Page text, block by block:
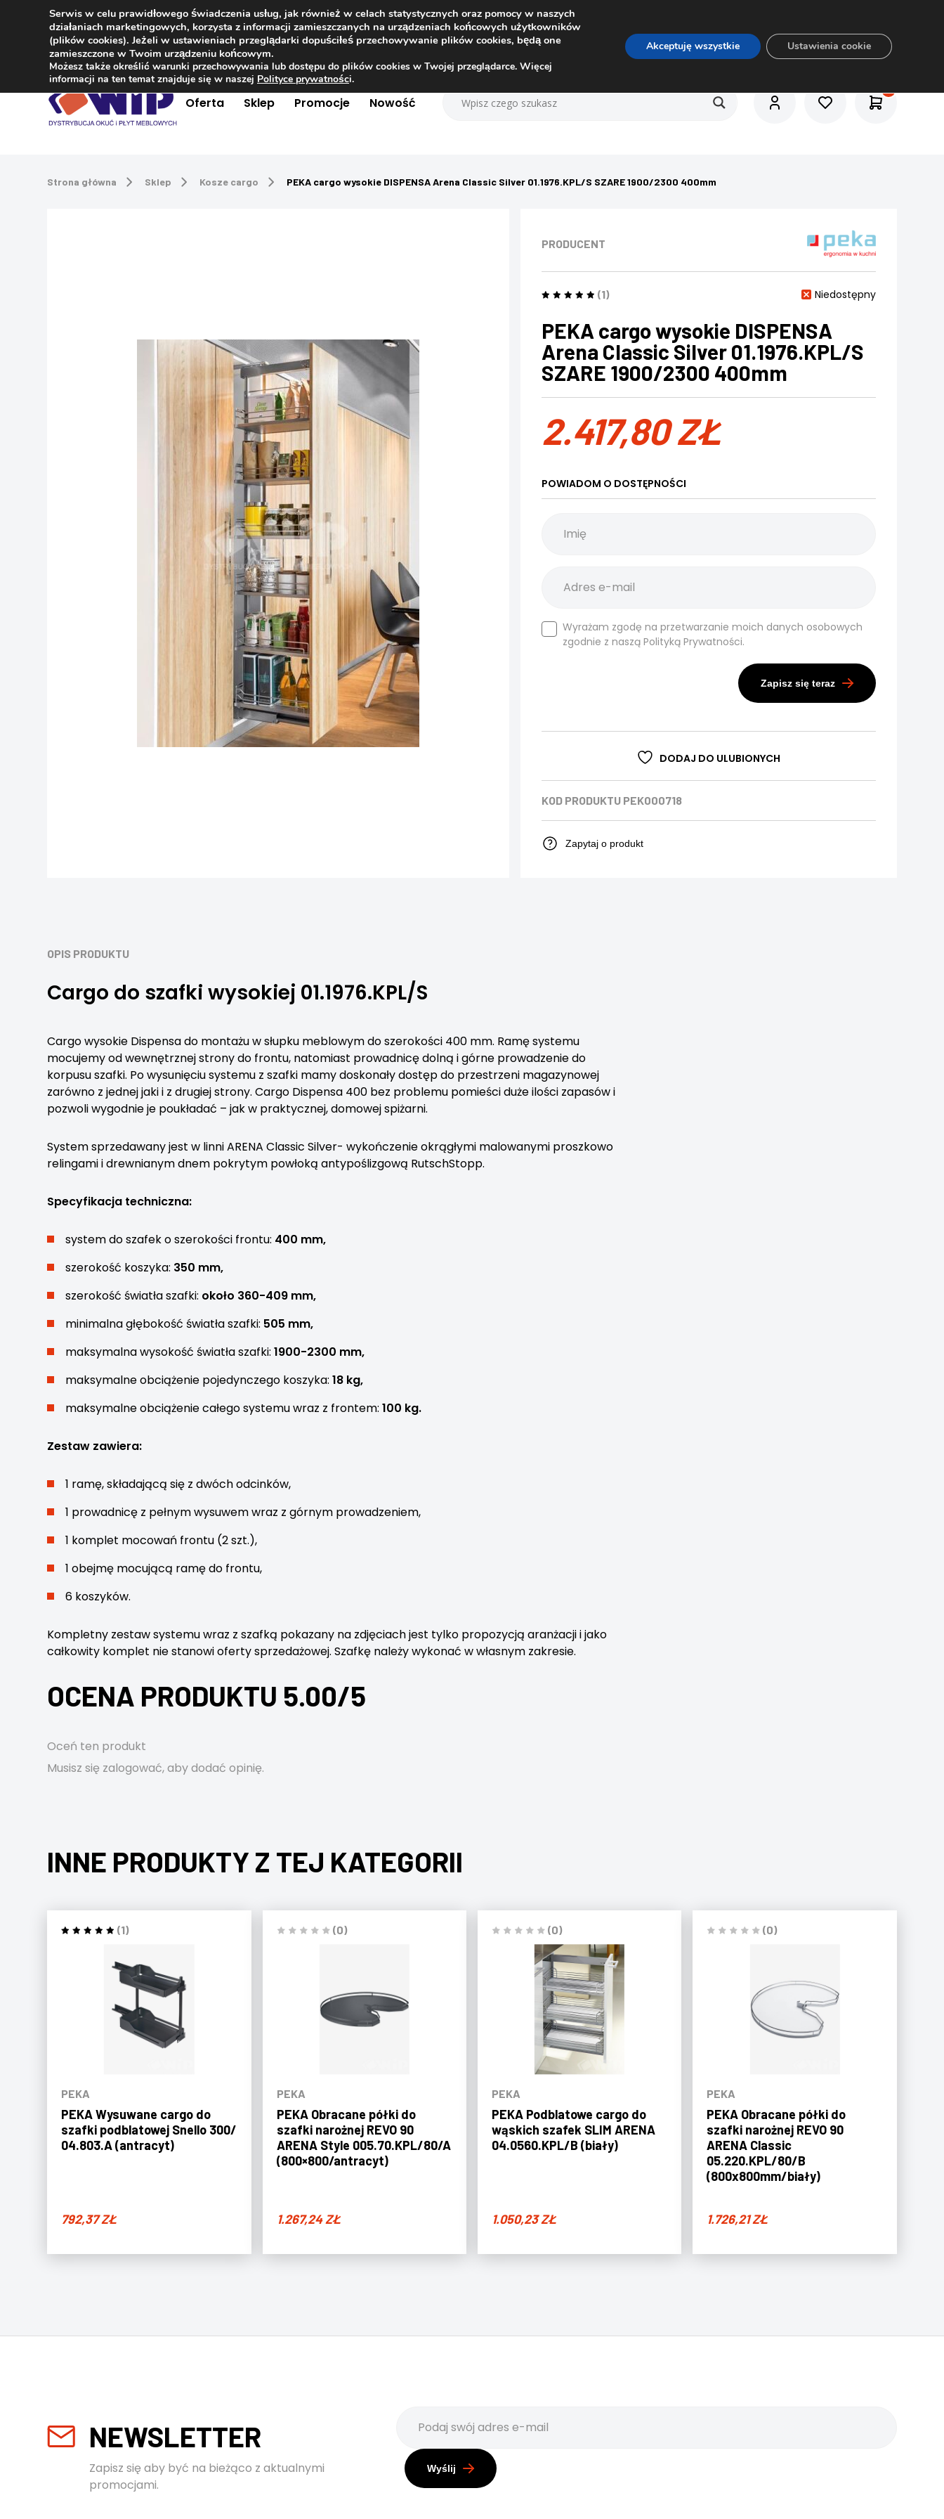
Kontakt +48 504 181 848
Oferta Sklep Promocje Nowość
Strona główna Sklep Kosze cargo PEKA cargo wysokie DISPENSA Arena Classic Silver 01.1976.KPL/S SZARE 1900/2300 400mm
PRODUCENT
(1) Niedostępny
PEKA cargo wysokie DISPENSA
Arena Classic Silver 01.1976.KPL/S
SZARE 1900/2300 400mm
2.417,80ZŁ
POWIADOM O DOSTĘPNOŚCI
Wyrażam zgodę na przetwarzanie moich danych osobowych
zgodnie z naszą Polityką Prywatności.
Zapisz się teraz
DODAJ DO ULUBIONYCH
KOD PRODUKTU PEK000718
Zapytaj o produkt
OPIS PRODUKTU
Cargo do szafki wysokiej 01.1976.KPL/S
Cargo wysokie Dispensa do montażu w słupku meblowym do szerokości 400 mm. Ramę systemu
mocujemy od wewnętrznej strony do frontu, natomiast prowadnicę dolną i górne prowadzenie do
korpusu szafki. Po wysunięciu systemu z szafki mamy doskonały dostęp do przestrzeni magazynowej
zarówno z jednej jaki i z drugiej strony. Cargo Dispensa 400 bez problemu pomieści duże ilości zapasów i
pozwoli wygodnie je poukładać – jak w praktycznej, domowej spiżarni.
System sprzedawany jest w linni ARENA Classic Silver- wykończenie okrągłymi malowanymi proszkowo
relingami i drewnianym dnem pokrytym powłoką antypoślizgową RutschStopp.
Specyfikacja techniczna:
system do szafek o szerokości frontu: 400 mm,
szerokość koszyka: 350 mm,
szerokość światła szafki: około 360-409 mm,
minimalna głębokość światła szafki: 505 mm,
maksymalna wysokość światła szafki:1900-2300 mm,
maksymalne obciążenie pojedynczego koszyka:18 kg,
maksymalne obciążenie całego systemu wraz z frontem:100 kg.
Zestaw zawiera:
1 ramę, składającą się z dwóch odcinków,
1 prowadnicę z pełnym wysuwem wraz z górnym prowadzeniem,
1 komplet mocowań frontu (2 szt.),
1 obejmę mocującą ramę do frontu,
6 koszyków.
Kompletny zestaw systemu wraz z szafką pokazany na zdjęciach jest tylko propozycją aranżacji i jako
całkowity komplet nie stanowi oferty sprzedażowej. Szafkę należy wykonać w własnym zakresie.
OCENA PRODUKTU 5.00/5
Oceń ten produkt
Musisz się zalogować, aby dodać opinię.
INNE PRODUKTY Z TEJ KATEGORII
(1)
PEKA
PEKA Wysuwane cargo do
szafki podblatowej Snello 300/
04.803.A (antracyt)
792,37ZŁ
(0)
PEKA
PEKA Obracane półki do
szafki narożnej REVO 90
ARENA Style 005.70.KPL/80/A
(800×800/antracyt)
1.267,24ZŁ
(0)
PEKA
PEKA Podblatowe cargo do
wąskich szafek SLIM ARENA
04.0560.KPL/B (biały)
1.050,23ZŁ
(0)
PEKA
PEKA Obracane półki do
szafki narożnej REVO 90
ARENA Classic
05.220.KPL/80/B
(800x800mm/biały)
1.726,21ZŁ
NEWSLETTER
Zapisz się aby być na bieżąco z aktualnymi
promocjami.
Wyślij
Serwis w celu prawidłowego świadczenia usług, jak również w celach statystycznych oraz pomocy w naszych
działaniach marketingowych, korzysta z informacji zamieszczanych na urządzeniach końcowych użytkowników
(plików cookies). Jeżeli w ustawieniach przeglądarki dopuściłeś przechowywanie plików cookies, będą one
zamieszczone w Twoim urządzeniu końcowym.
Możesz także określić warunki przechowywania lub dostępu do plików cookies w Twojej przeglądarce. Więcej
informacji na ten temat znajduje się w naszej Polityce prywatności.
Akceptuję wszystkie Ustawienia cookie